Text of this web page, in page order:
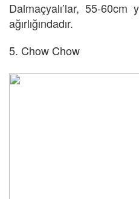
Dalmaçyalı’lar, 55-
ağırlığındadır.
5. Chow Chow